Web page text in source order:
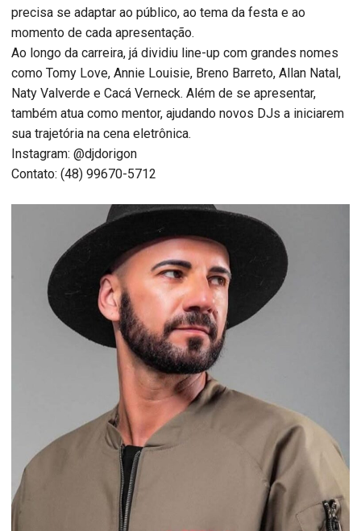
precisa se adaptar ao público, ao tema da festa e ao
momento de cada apresentação.
Ao longo da carreira, já dividiu line-up com grandes nomes
como Tomy Love, Annie Louisie, Breno Barreto, Allan Natal,
Naty Valverde e Cacá Verneck. Além de se apresentar,
também atua como mentor, ajudando novos DJs a iniciarem
sua trajetória na cena eletrônica.
Instagram: @djdorigon
Contato: (48) 99670-5712